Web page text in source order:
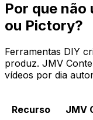
Por que não
ou Pictory?
Ferramentas DIY
produz. JMV
vídeos por dia
Recurso JMV